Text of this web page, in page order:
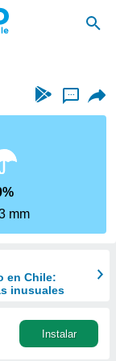
...
mm
en Chile:
inusuales
Instalar